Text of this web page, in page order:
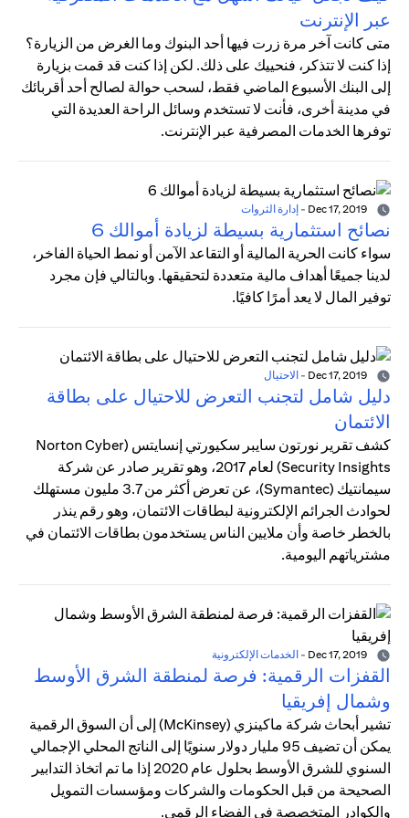
عبر الإنترنت
متى كانت آخر مرة زرت فيها أحد البنوك وما الغرض من الزيارة؟
إذا كنت لا تتذكر، فنحييك على ذلك. لكن إذا كنت قد قمت بزيارة
إلى البنك الأسبوع الماضي فقط، لسحب حوالة لصالح أحد أقربائك
في مدينة أخرى، فأنت لا تستخدم وسائل الراحة العديدة التي
توفرها الخدمات المصرفية عبر الإنترنت.
- إدارة الثروات
نصائح استثمارية بسيطة لزيادة أموالك 6
سواء كانت الحرية المالية أو التقاعد الآمن أو نمط الحياة الفاخر،
لدينا جميعًا أهداف مالية متعددة لتحقيقها. وبالتالي فإن مجرد
توفير المال لا يعد أمرًا كافيًا.
- الاحتيال
دليل شامل لتجنب التعرض للاحتيال على بطاقة
الائتمان
كشف تقرير نورتون سايبر سكيورتي إنسايتس (Norton Cyber
Security Insights) لعام 2017، وهو تقرير صادر عن شركة
سيمانتيك (Symantec)، عن تعرض أكثر من 3.7 مليون مستهلك
لحوادث الجرائم الإلكترونية لبطاقات الائتمان، وهو رقم ينذر
بالخطر خاصة وأن ملايين الناس يستخدمون بطاقات الائتمان في
مشترياتهم اليومية.
- الخدمات الإلكترونية
القفزات الرقمية: فرصة لمنطقة الشرق الأوسط
وشمال إفريقيا
تشير أبحاث شركة ماكينزي (McKinsey) إلى أن السوق الرقمية
يمكن أن تضيف 95 مليار دولار سنويًا إلى الناتج المحلي الإجمالي
السنوي للشرق الأوسط بحلول عام 2020 إذا ما تم اتخاذ التدابير
الصحيحة من قبل الحكومات والشركات ومؤسسات التمويل
والكوادر المتخصصة في الفضاء الرقمي.